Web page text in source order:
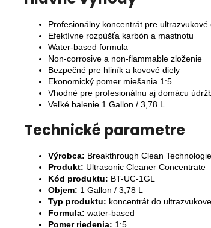
Profesionálny koncentrát pre ultrazvukové
Efektívne rozpúšťa karbón a mastnotu
Water-based formula
Non-corrosive a non-flammable zloženie
Bezpečné pre hliník a kovové diely
Ekonomický pomer miešania 1:5
Vhodné pre profesionálnu aj domácu
Veľké balenie 1 Gallon / 3,78 L
Technické parametre
Výrobca: Breakthrough Clean
Produkt: Ultrasonic Cleaner Concentrate
Kód produktu: BT-UC-1GL
Objem: 1 Gallon / 3,78 L
Typ produktu: koncentrát do
Formula: water-based
Pomer riedenia: 1:5